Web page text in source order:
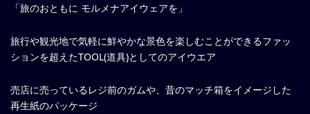
「旅のおともに モルメナアイウェアを」
旅行や観光地で気軽に鮮やかな景色を楽しむことができるファッ
ションを超えたTOOL(道具)としてのアイウエア
売店に売っているレジ前のガムや、昔のマッチ箱をイメージした
再生紙のパッケージ